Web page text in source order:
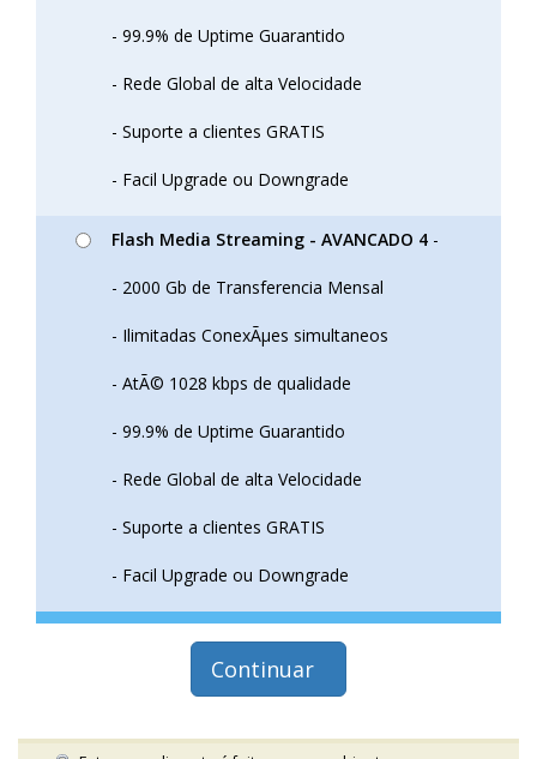
- 99.9% de Uptime Guarantido
- Rede Global de alta Velocidade
- Suporte a clientes GRATIS
- Facil Upgrade ou Downgrade
Flash Media Streaming - AVANCADO 4 -
- 2000 Gb de Transferencia Mensal
- Ilimitadas ConexÃµes simultaneos
- AtÃ© 1028 kbps de qualidade
- 99.9% de Uptime Guarantido
- Rede Global de alta Velocidade
- Suporte a clientes GRATIS
- Facil Upgrade ou Downgrade
Continuar